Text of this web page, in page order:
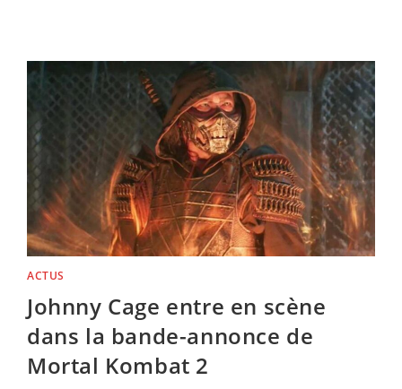
LA
BANDE-
ANNONCE
–
L’ATTENTE
N’A
JAMAIS
ÉTÉ
AUSSI
INCANDESCENTE
ACTUS
Johnny Cage entre en scène
dans la bande-annonce de
Mortal Kombat 2